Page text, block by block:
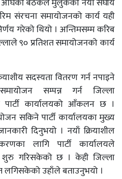
अघिको बैठकले मुलुकको नयाँ संघीय
संरचना समायोजनको कार्य यही
गरेको थियो । अन्तिमसम्म करिब
९० प्रतिशत समायोजनको कार्य
सदस्यता वितरण गर्न नपाइने
सम्पन्न गर्न जिल्ला
पार्टी कार्यालयको आँकलन छ ।
सकिने पार्टी कार्यालयका मुख्य
दिनुभयो । नयाँ क्रियाशील
लागि पार्टी कार्यालयले
शुरु गरिसकेको छ । केही जिल्ला
उहाँले बताउनुभयो ।